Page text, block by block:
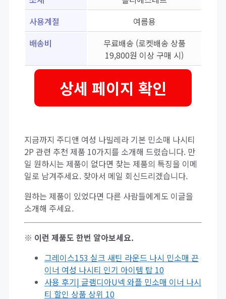
사용계절
여름용
배송비
무료배송 (로켓배송 상품
19,800원 이상 구매 시)
상세 페이지 확인
지금까지 주디앤 여성 나빌레라 기본 민소매 나시티
2P 관련 추천 제품 10가지를 소개해 드렸습니다. 만
일 원하시는 제품이 없다면 찾는 제품의 특징을 이메
일로 남겨주세요. 찾아서 메일 회신드리겠습니다.
원하는 제품이 있었다면 다른 사람들에게도 이글을
소개해 주세요.
※ 이런 제품도 한번 알아보세요.
그레이스153 실크 새틴 라운드 나시 민소매 끈
이너 여성 나시티 인기 아이템 탑 10
사용 후기| 글램디아U넥 와플 민소매 이너 나시
티 할인 상품 상위 10